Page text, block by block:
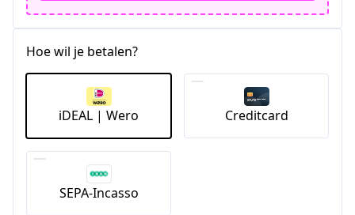
Hoe wil je betalen?
iDEAL | Wero Creditcard
SEPA-Incasso